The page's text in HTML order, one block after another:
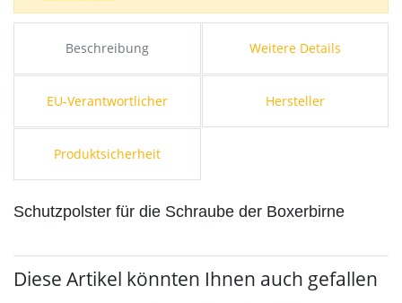
Beschreibung Weitere Details
EU-Verantwortlicher Hersteller
Produktsicherheit
Schutzpolster für die Schraube der Boxerbirne
Diese Artikel könnten Ihnen auch gefallen